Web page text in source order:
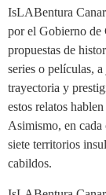
IsLABentura
por el Gobierno de
propuestas de
series o películas,
trayectoria y
estos relatos
Asimismo, en cada
siete territorios
cabildos.